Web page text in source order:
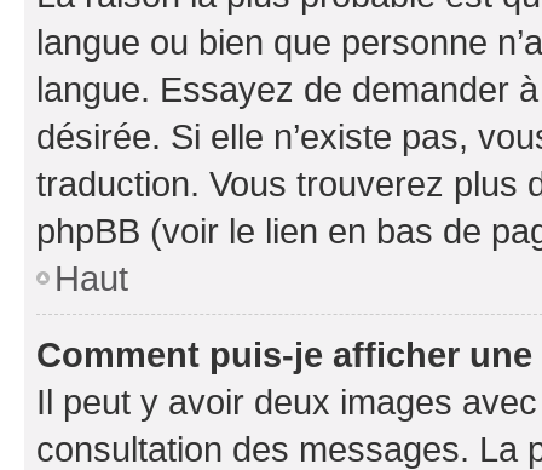
langue ou bien que personne
langue. Essayez de demander
désirée. Si elle n’existe pas,
traduction. Vous trouverez plus
phpBB (voir le lien en bas de
Haut
Comment puis-je afficher
Il peut y avoir deux images
consultation des messages. La